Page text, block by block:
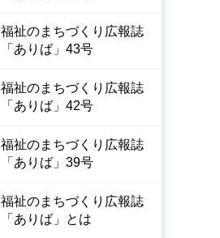
福祉のまちづくり広報誌
「ありば」43号
福祉のまちづくり広報誌
「ありば」42号
福祉のまちづくり広報誌
「ありば」39号
福祉のまちづくり広報誌
「ありば」とは